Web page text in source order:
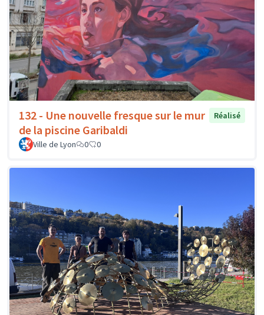
132 - Une nouvelle fresque sur le mur
de la piscine Garibaldi
Réalisé
Ville de Lyon 0 0